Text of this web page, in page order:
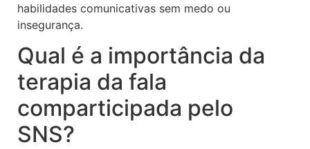
habilidades comunicativas sem medo ou
insegurança.
Qual é a importância da
terapia da fala
comparticipada pelo
SNS?